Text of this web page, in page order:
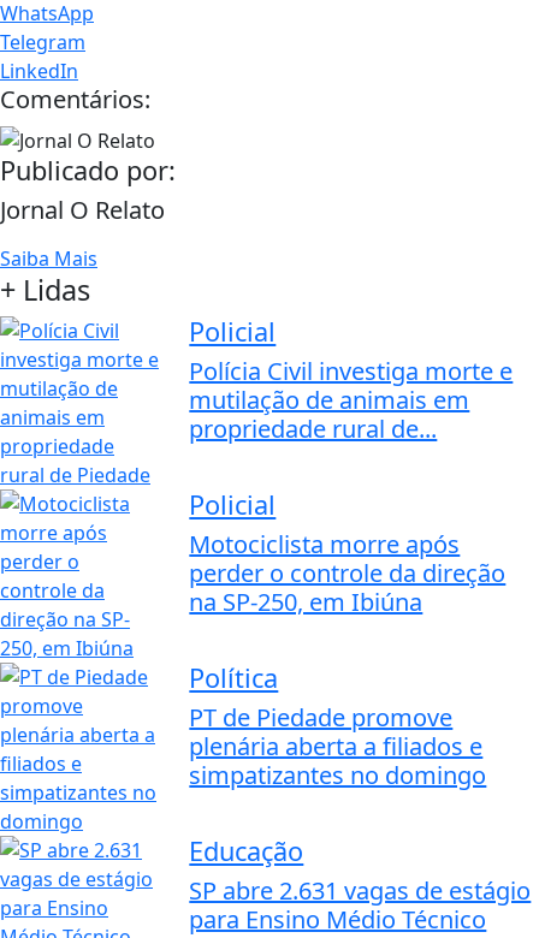
WhatsApp
Telegram
LinkedIn
Comentários:
Publicado por:
Jornal O Relato
Saiba Mais
+ Lidas
Policial
Polícia Civil investiga morte e
mutilação de animais em
propriedade rural de...
Policial
Motociclista morre após
perder o controle da direção
na SP-250, em Ibiúna
Política
PT de Piedade promove
plenária aberta a filiados e
simpatizantes no domingo
Educação
SP abre 2.631 vagas de estágio
para Ensino Médio Técnico